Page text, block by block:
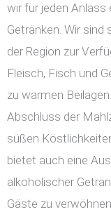
wir für jeden Anlass
Getränken. Wir
der Region zur
Fleisch, Fisch und
zu warmen
Abschluss der
süßen
bietet auch eine
alkoholischer
Gäste zu